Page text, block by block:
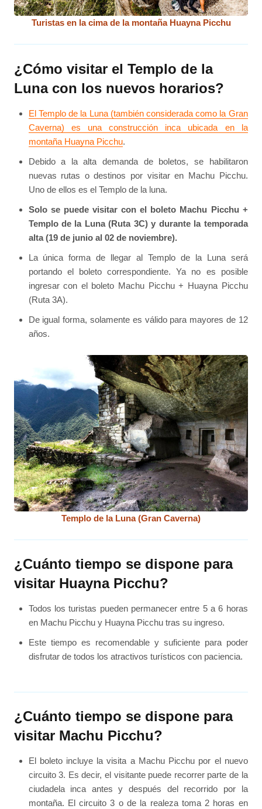
Turistas en la cima de la montaña Huayna Picchu
¿Cómo visitar el Templo de la
Luna con los nuevos horarios?
El Templo de la Luna (también considerada como la Gran
Caverna) es una construcción inca ubicada en la
montaña Huayna Picchu.
Debido a la alta demanda de boletos, se habilitaron
nuevas rutas o destinos por visitar en Machu Picchu.
Uno de ellos es el Templo de la luna.
Solo se puede visitar con el boleto Machu Picchu +
Templo de la Luna (Ruta 3C) y durante la temporada
alta (19 de junio al 02 de noviembre).
La única forma de llegar al Templo de la Luna será
portando el boleto correspondiente. Ya no es posible
ingresar con el boleto Machu Picchu + Huayna Picchu
(Ruta 3A).
De igual forma, solamente es válido para mayores de 12
años.
Templo de la Luna (Gran Caverna)
¿Cuánto tiempo se dispone para
visitar Huayna Picchu?
Todos los turistas pueden permanecer entre 5 a 6 horas
en Machu Picchu y Huayna Picchu tras su ingreso.
Este tiempo es recomendable y suficiente para poder
disfrutar de todos los atractivos turísticos con paciencia.
¿Cuánto tiempo se dispone para
visitar Machu Picchu?
El boleto incluye la visita a Machu Picchu por el nuevo
circuito 3. Es decir, el visitante puede recorrer parte de la
ciudadela inca antes y después del recorrido por la
montaña. El circuito 3 o de la realeza toma 2 horas en